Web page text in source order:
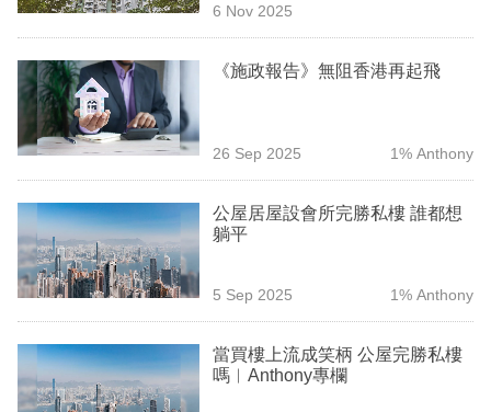
資
樓
市
理
商
業
科
技
職
場
6 Nov 2025
《施政報告》無阻香港再起飛
26 Sep 2025 1% Anthony
公屋居屋設會所完勝私樓 誰都想
躺平
5 Sep 2025 1% Anthony
當買樓上流成笑柄 公屋完勝私樓
嗎︳Anthony專欄